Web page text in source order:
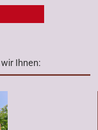
Ihnen: